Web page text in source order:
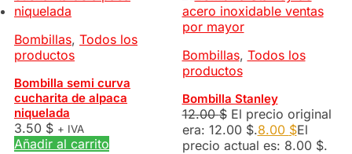
Bombillas, Todos los
productos
Bombilla semi curva
cucharita de alpaca
niquelada
3.50 $ + IVA
Añadir al carrito
Bombillas, Todos los
productos
Bombilla Stanley
12.00$ El precio original
era: 12.00 $.8.00 $El
precio actual es: 8.00 $.